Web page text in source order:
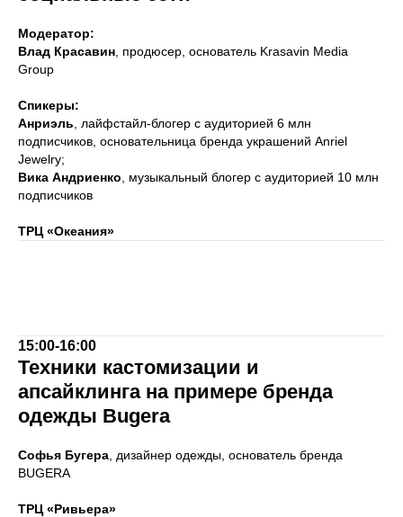
Модератор:
Влад Красавин , продюсер, основатель Krasavin Media
Group
Спикеры:
Анриэль , лайфстайл-блогер с аудиторией 6 млн
подписчиков, основательница бренда украшений Anriel
Jewelry;
Вика Андриенко , музыкальный блогер с аудиторией 10 млн
подписчиков
ТРЦ «Океания»
15:00-16:00
Техники кастомизации и
апсайклинга на примере бренда
одежды Bugera
Софья Бугера , дизайнер одежды, основатель бренда
BUGERA
ТРЦ «Ривьера»